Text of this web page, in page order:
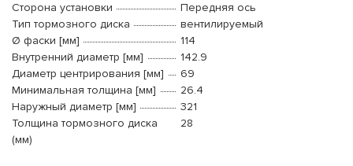
Сторона установки
Передняя ось
Тип тормозного диска
вентилируемый
Ø фаски [мм]
114
Внутренний диаметр [мм]
142.9
Диаметр центрирования [мм]
69
Минимальная толщина [мм]
26.4
Наружный диаметр [мм]
321
Толщина тормозного диска
(мм)
28